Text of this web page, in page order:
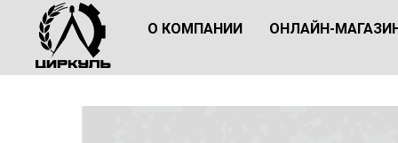
О КОМПАНИИ ОНЛАЙН-